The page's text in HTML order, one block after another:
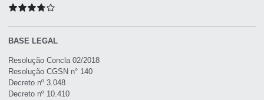
BASE LEGAL
Resolução Concla 02/2018
Resolução CGSN n° 140
Decreto nº 3.048
Decreto nº 10.410